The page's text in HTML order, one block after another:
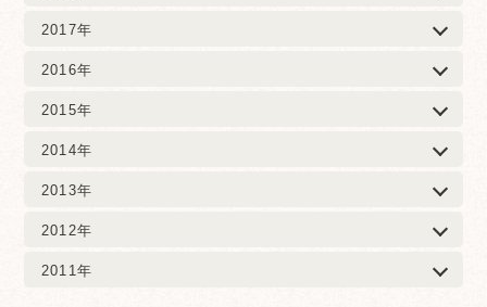
2017年
2016年
2015年
2014年
2013年
2012年
2011年